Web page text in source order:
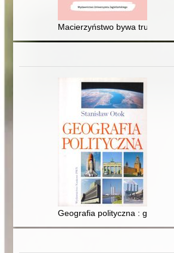
Macierzyństwo bywa trudne :
Geografia polityczna :